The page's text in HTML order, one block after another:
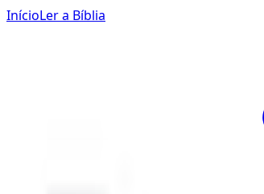
InícioLer a Bíblia